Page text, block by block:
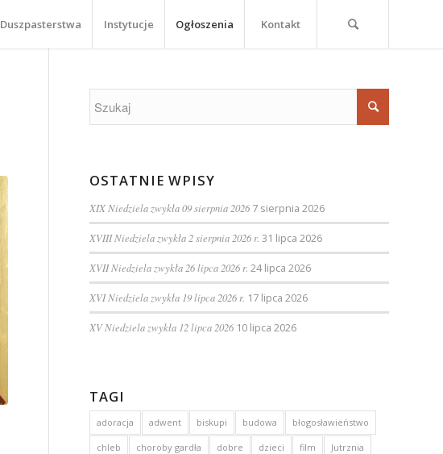
Duszpasterstwa Instytucje Ogłoszenia Kontakt
OSTATNIE WPISY
XIX Niedziela zwykła 09 sierpnia 2026 7 sierpnia 2026
XVIII Niedziela zwykła 2 sierpnia 2026 r. 31 lipca 2026
XVII Niedziela zwykła 26 lipca 2026 r. 24 lipca 2026
XVI Niedziela zwykła 19 lipca 2026 r. 17 lipca 2026
XV Niedziela zwykła 12 lipca 2026 10 lipca 2026
TAGI
adoracja adwent biskupi budowa błogosławieństwo
chleb choroby gardła dobre dzieci film Jutrznia